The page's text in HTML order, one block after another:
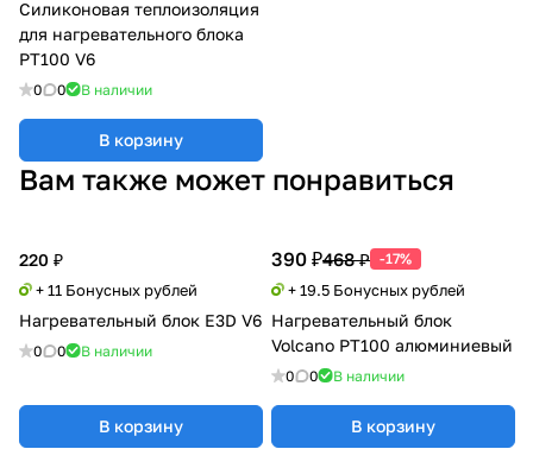
Силиконовая теплоизоляция
для нагревательного блока
PT100 V6
0 0 В наличии
В корзину
Вам также может понравиться
220 ₽
+ 11 Бонусных рублей
Нагревательный блок E3D V6
0 0 В наличии
В корзину
390 ₽468 ₽ -17%
+ 19.5 Бонусных рублей
Нагревательный блок
Volcano PT100 алюминиевый
0 0 В наличии
В корзину